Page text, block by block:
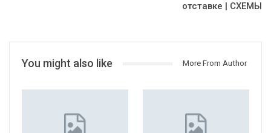
отставке | СХЕМЫ
You might also like More From Author